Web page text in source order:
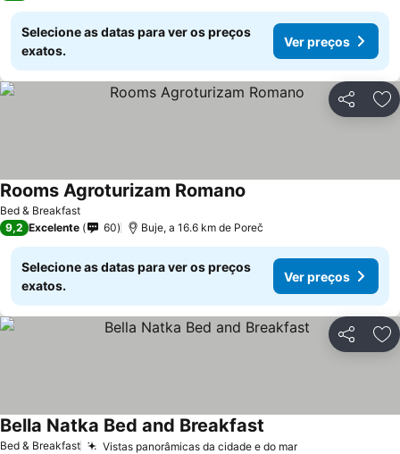
Selecione as datas para ver os preços
exatos.
Ver preços
Partilhar
Bed & Breakfast
Rooms Agroturizam Romano
9,2 Excelente 60 Buje, a 16.6 km de Poreč
Selecione as datas para ver os preços
exatos.
Ver preços
Partilhar
Bed & Breakfast Vistas panorâmicas da cidade e do mar
Bella Natka Bed and Breakfast